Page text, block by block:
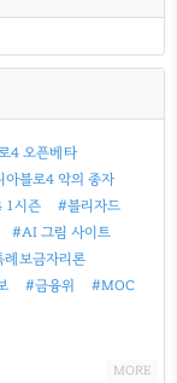
4 오픈베타
아블로4 악의 종자
1시즌
#블리자드
#AI 그림 사이트
례보금자리론
#금융위
#MOC
MORE